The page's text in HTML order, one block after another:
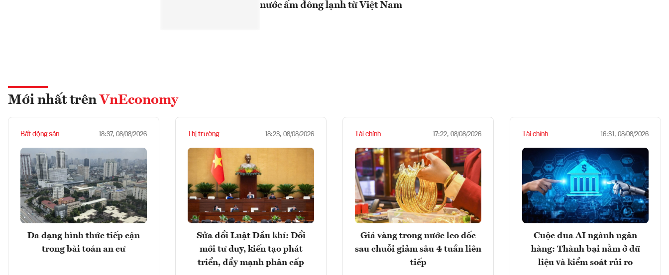
nước ấm đông lạnh từ Việt Nam
Mới nhất trên VnEconomy
Bất động sản 18:37, 08/08/2026
Đa dạng hình thức tiếp cận
trong bài toán an cư
Thị trường 18:23, 08/08/2026
Sửa đổi Luật Dầu khí: Đổi
mới tư duy, kiến tạo phát
triển, đẩy mạnh phân cấp
Tài chính 17:22, 08/08/2026
Giá vàng trong nước leo dốc
sau chuỗi giảm sâu 4 tuần liên
tiếp
Tài chính 16:31, 08/08/2026
Cuộc đua AI ngành ngân
hàng: Thành bại nằm ở dữ
liệu và kiểm soát rủi ro